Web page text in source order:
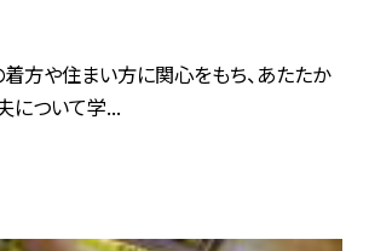
方や住まい方に関心をもち、あたたか
について学...